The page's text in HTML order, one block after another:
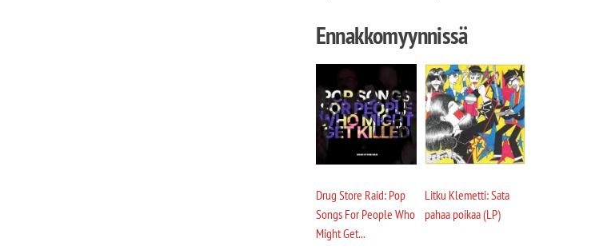
Ennakkomyynnissä
Drug Store Raid: Pop
Songs For People Who
Might Get...
Litku Klemetti: Sata
pahaa poikaa (LP)